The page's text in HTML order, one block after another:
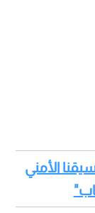
الأمني